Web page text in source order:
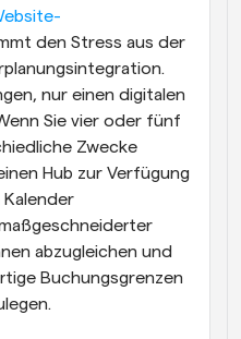
den Stress aus der
nur einen digitalen
Sie vier oder fünf
Zwecke
Hub zur Verfügung
Kalender
abzugleichen und
Buchungsgrenzen